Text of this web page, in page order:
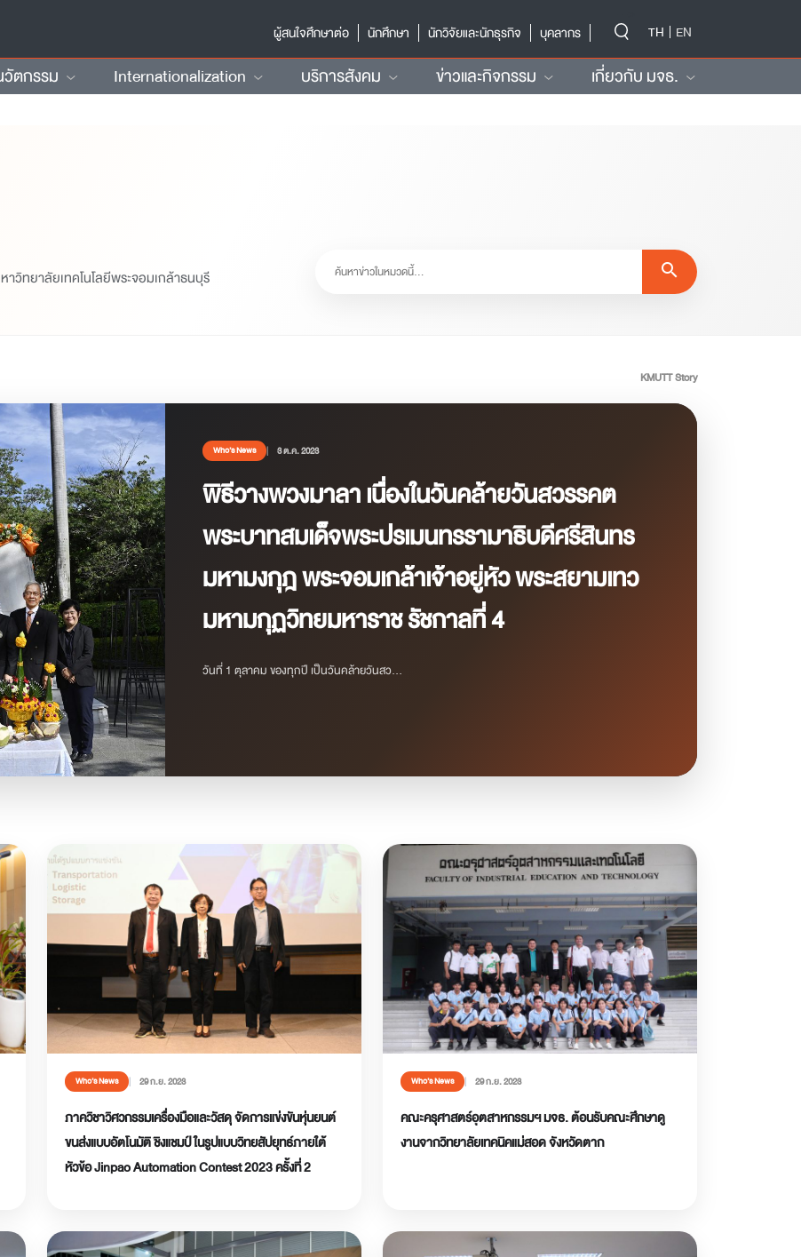
ผู้สนใจศึกษาต่อ
นักศึกษา นักวิจัยและนักธุรกิจ บุคลากร TH EN
ตกรรม Internationalization บริการสังคม ข่าวและกิจกรรม เกี่ยวกับ มจธ.
าวิทยาลัยเทคโนโลยีพระจอมเกล้าธนบุรี search
KMUTT Story
Who’s News 3 ต.ค. 2023
พิธีวางพวงมาลา เนื่องในวันคล้ายวันสวรรคต
พระบาทสมเด็จพระปรเมนทรรามาธิบดีศรีสินทร
มหามงกุฎ พระจอมเกล้าเจ้าอยู่หัว พระสยามเทว
มหามกุฏวิทยมหาราช รัชกาลที่ 4
วันที่ 1 ตุลาคม ของทุกปี เป็นวันคล้ายวันสว...
Who’s News 29 ก.ย. 2023
ภาควิชาวิศวกรรมเครื่องมือและวัสดุ จัดการแข่งขันหุ่นยนต์
ขนส่งแบบอัตโนมัติ ชิงแชมป์ ในรูปแบบวิทยสัปยุทธ์ภายใต้
หัวข้อ Jinpao Automation Contest 2023 ครั้งที่ 2
Who’s News 29 ก.ย. 2023
คณะครุศาสตร์อุตสาหกรรมฯ มจธ. ต้อนรับคณะศึกษาดู
งานจากวิทยาลัยเทคนิคแม่สอด จังหวัดตาก